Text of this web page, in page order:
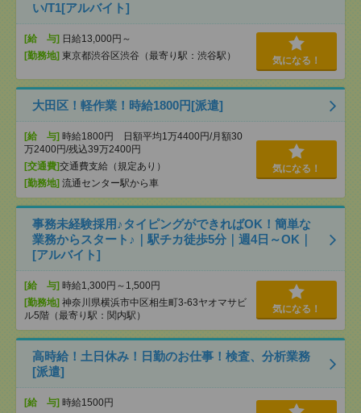
い/T1[アルバイト]
[給 与] 日給13,000円～
[勤務地] 東京都渋谷区渋谷（最寄り駅：渋谷駅） 気になる！
大田区！軽作業！時給1800円[派遣]
[給 与] 時給1800円 日額平均1万4400円/月額30
万2400円/残込39万2400円
[交通費]交通費支給（規定あり）
[勤務地] 流通センター駅から車
気になる！
事務未経験採用♪タイピングができればOK！簡単な
業務からスタート♪｜駅チカ徒歩5分｜週4日～OK｜
[アルバイト]
[給 与] 時給1,300円～1,500円
[勤務地] 神奈川県横浜市中区相生町3-63ヤオマサビ
ル5階（最寄り駅：関内駅）
気になる！
高時給！土日休み！日勤のお仕事！検査、分析業務
[派遣]
[給 与] 時給1500円